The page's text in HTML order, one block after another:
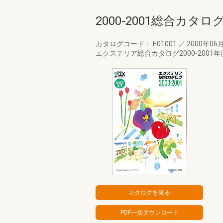
2000-2001総合カタロ
カタログコード： E01001 ／ 2000年06月
エクステリア総合カタログ2000-2001年